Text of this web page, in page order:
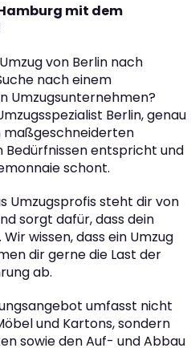
mit dem
von Berlin nach
nach einem
Umzugsunternehmen?
Berlin, genau
maßgeschneiderten
Bedürfnissen entspricht und
schont.
Umzugsprofis steht dir von
sorgt dafür, dass dein
wissen, dass ein Umzug
dir gerne die Last der
ab.
umfasst nicht
und Kartons, sondern
sowie den Auf- und Abbau